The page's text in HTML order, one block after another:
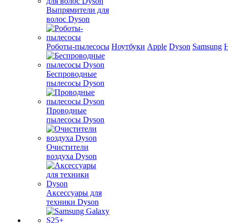
Выпрямители для
волос Dyson
Роботы-пылесосы
Беспроводные
пылесосы Dyson
Проводные
пылесосы Dyson
Очистители
воздуха Dyson
Аксессуары для
техники Dyson
Ноутбуки Apple Dyson Samsung